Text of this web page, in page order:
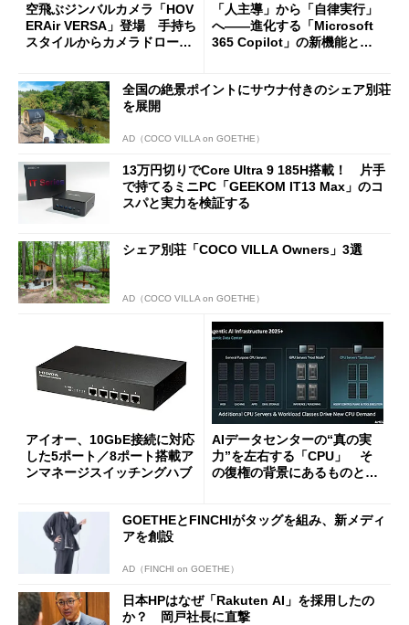
空飛ぶジンバルカメラ「HOV
ERAir VERSA」登場 手持ち
スタイルからカメラドローン
「人主導」から「自律実行」
へ――進化する「Microsoft
365 Copilot」の新機能とエ
全国の絶景ポイントにサウナ付きのシェア別荘
を展開
AD（COCO VILLA on GOETHE）
13万円切りでCore Ultra 9 185H搭載！ 片手
で持てるミニPC「GEEKOM IT13 Max」のコ
スパと実力を検証する
シェア別荘「COCO VILLA Owners」3選
AD（COCO VILLA on GOETHE）
アイオー、10GbE接続に対応
した5ポート／8ポート搭載ア
ンマネージスイッチングハブ
AIデータセンターの“真の実
力”を左右する「CPU」 そ
の復権の背景にあるものと
GOETHEとFINCHIがタッグを組み、新メディ
アを創設
AD（FINCHI on GOETHE）
日本HPはなぜ「Rakuten AI」を採用したの
か？ 岡戸社長に直撃